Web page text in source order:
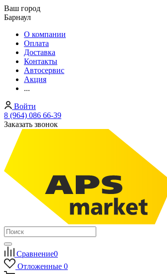
Ваш город
Барнаул
О компании
Оплата
Доставка
Контакты
Автосервис
Акция
...
Войти
8 (964) 086 66-39
Заказать звонок
Сравнение0
Отложенные 0